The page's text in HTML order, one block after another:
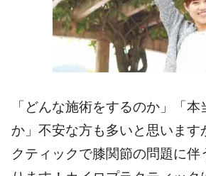
「どんな施術をするのか」「
か」不安な方も多いと思います
クティックで膝関節の問題に伴